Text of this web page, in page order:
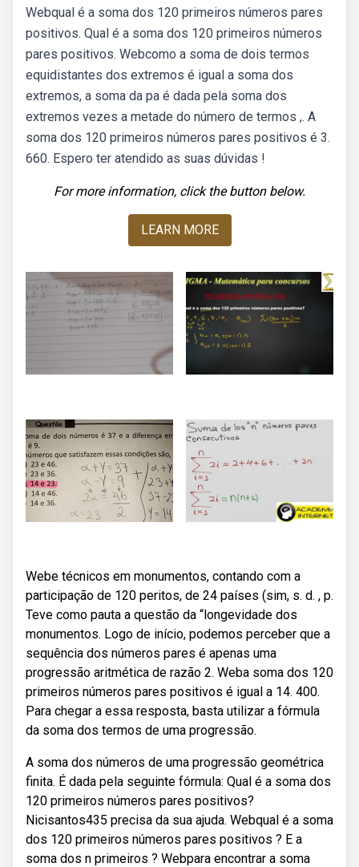
Webqual é a soma dos 120 primeiros números pares
positivos. Qual é a soma dos 120 primeiros números
pares positivos. Webcomo a soma de dois termos
equidistantes dos extremos é igual a soma dos
extremos, a soma da pa é dada pela soma dos
extremos vezes a metade do número de termos ,. A
soma dos 120 primeiros números pares positivos é 3.
660. Espero ter atendido as suas dúvidas !
For more information, click the button below.
LEARN MORE
Webe técnicos em monumentos, contando com a
participação de 120 peritos, de 24 países (sim, s. d. , p.
Teve como pauta a questão da “longevidade dos
monumentos. Logo de início, podemos perceber que a
sequência dos números pares é apenas uma
progressão aritmética de razão 2. Weba soma dos 120
primeiros números pares positivos é igual a 14. 400.
Para chegar a essa resposta, basta utilizar a fórmula
da soma dos termos de uma progressão.
A soma dos números de uma progressão geométrica
finita. É dada pela seguinte fórmula: Qual é a soma dos
120 primeiros números pares positivos?
Nicisantos435 precisa da sua ajuda. Webqual é a soma
dos 120 primeiros números pares positivos ? E a
soma dos n primeiros ? Webpara encontrar a soma